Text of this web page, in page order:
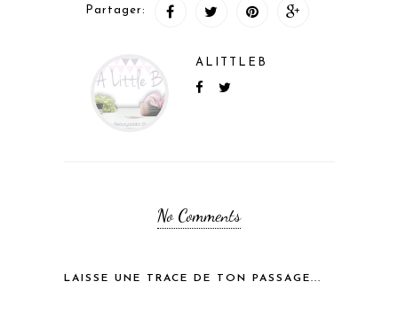
Partager:
ALITTLEB
No Comments
LAISSE UNE TRACE DE TON PASSAGE...